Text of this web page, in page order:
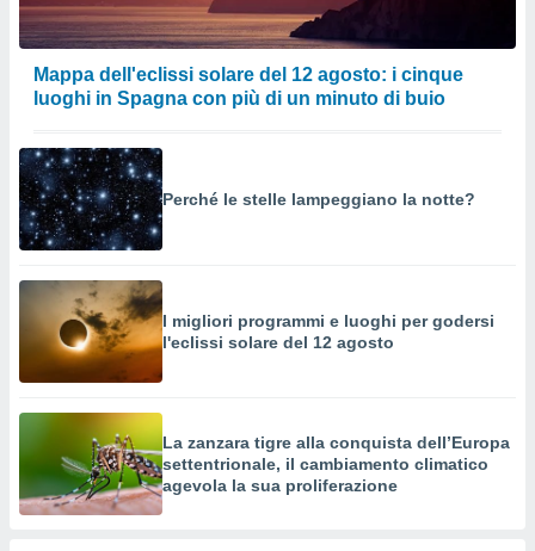
Mappa dell'eclissi solare del 12 agosto: i cinque
luoghi in Spagna con più di un minuto di buio
Perché le stelle lampeggiano la notte?
I migliori programmi e luoghi per godersi
l'eclissi solare del 12 agosto
La zanzara tigre alla conquista dell’Europa
settentrionale, il cambiamento climatico
agevola la sua proliferazione